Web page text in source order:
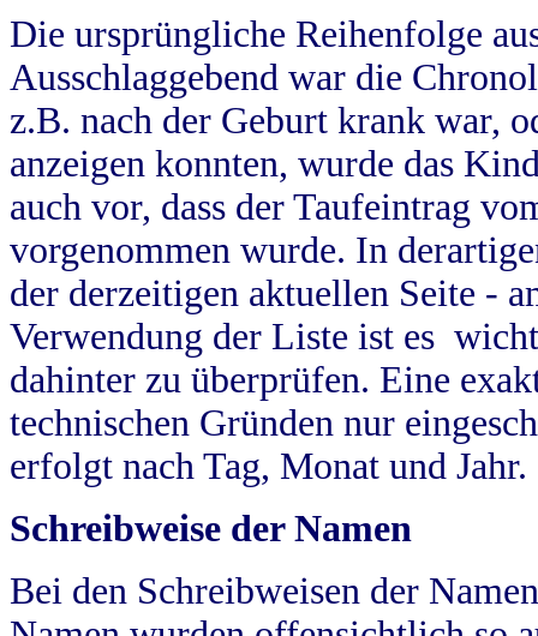
Die ursprüngliche Reihenfolge
Ausschlaggebend war die
z.B. nach der Geburt krank war,
anzeigen konnten, wurde das
auch vor, dass der Taufeintrag
vorgenommen wurde. In
der derzeitigen aktuellen Seite -
Verwendung der Liste ist es
dahinter zu überprüfen. Eine
technischen Gründen nur
erfolgt nach Tag, Monat und Jahr.
Schreibweise der Namen
Bei den Schreibweisen der